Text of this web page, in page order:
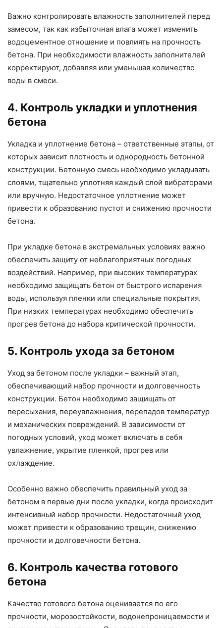
Важно контролировать влажность заполнителей перед
замесом, так как избыточная влага может изменить
водоцементное отношение и повлиять на прочность
бетона. При необходимости влажность заполнителей
корректируют, добавляя или уменьшая количество
воды в смеси.
4. Контроль укладки и уплотнения
бетона
Укладка и уплотнение бетона – ответственные этапы, от
которых зависит плотность и однородность бетонной
конструкции. Бетонную смесь необходимо укладывать
слоями, тщательно уплотняя каждый слой вибраторами
или вручную. Недостаточное уплотнение может
привести к образованию пустот и снижению прочности
бетона.
При укладке бетона в экстремальных условиях важно
обеспечить защиту от неблагоприятных погодных
воздействий. Например, при высоких температурах
необходимо защищать бетон от быстрого испарения
воды, используя пленки или специальные покрытия.
При низких температурах необходимо обеспечить
прогрев бетона до набора критической прочности.
5. Контроль ухода за бетоном
Уход за бетоном после укладки – важный этап,
обеспечивающий набор прочности и долговечность
конструкции. Бетон необходимо защищать от
пересыхания, переувлажнения, перепадов температур
и механических повреждений. В зависимости от
погодных условий, уход может включать в себя
увлажнение, укрытие пленкой, прогрев или
охлаждение.
Особенно важно обеспечить правильный уход за
бетоном в первые дни после укладки, когда происходит
интенсивный набор прочности. Недостаточный уход
может привести к образованию трещин, снижению
прочности и долговечности бетона.
6. Контроль качества готового
бетона
Качество готового бетона оценивается по его
прочности, морозостойкости, водонепроницаемости и